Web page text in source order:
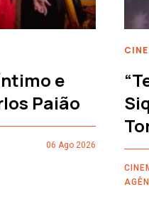
e
Paião
06 Ago 2026